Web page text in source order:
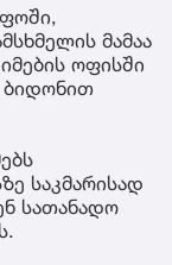
მამაა
ოფისში
ბიდონით
საკმარისად
სათანადო